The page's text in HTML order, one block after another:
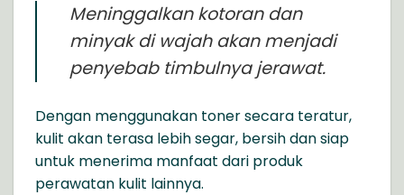
Meninggalkan kotoran dan
minyak di wajah akan menjadi
penyebab timbulnya jerawat.
Dengan menggunakan toner secara teratur,
kulit akan terasa lebih segar, bersih dan siap
untuk menerima manfaat dari produk
perawatan kulit lainnya.